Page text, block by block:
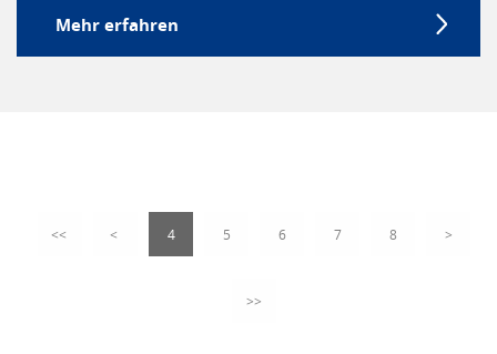
Mehr erfahren
<< < 4 5 6 7 8 >
>>